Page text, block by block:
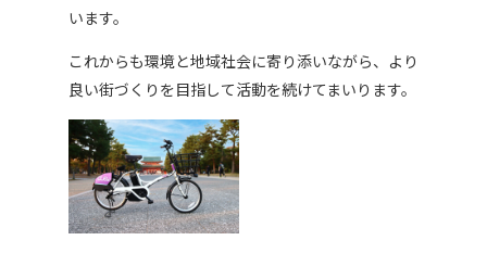
います。
これからも環境と地域社会に寄り添いながら、より
良い街づくりを目指して活動を続けてまいります。